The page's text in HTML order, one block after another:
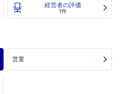
経営者の評価
1件
営業